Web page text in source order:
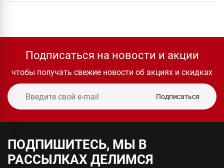
Подписаться на новости и акции
чтобы получать свежие новости об акциях и скидках
Подписаться
ПОДПИШИТЕСЬ, МЫ В
РАССЫЛКАХ ДЕЛИМСЯ